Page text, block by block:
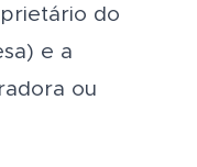
do
e a
ou